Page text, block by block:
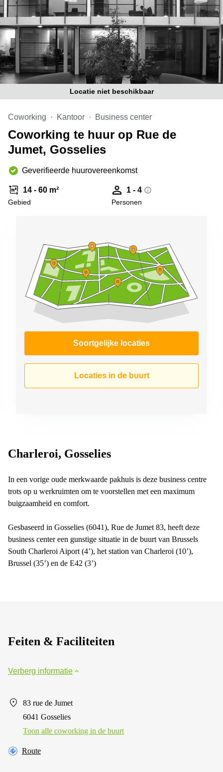
Handelspand
te huur in
Hasselt
Location
centre
d'affaires
à Mons
virtueel
Antwerpen
Vergaderzaal
huren in
Antwerpen
Locaux
à louer en
Bruxelles
Locatie niet beschikbaar
Coworking Kantoor Business center
Coworking te huur op Rue de
Jumet, Gosselies
Geverifieerde huurovereenkomst
14 - 60 m²
Gebied
1 - 4
Personen
Soortgelijke locaties
Locaties in de buurt
Charleroi, Gosselies
In een vorige oude merkwaarde pakhuis is deze business centre
trots op u werkruimten om te voorstellen met een maximum
buigzaamheid en comfort.
Gesbaseerd in Gosselies (6041), Rue de Jumet 83, heeft deze
business center een gunstige situatie in de buurt van Brussels
South Charleroi Aiport (4’), het station van Charleroi (10’),
Brussel (35’) en de E42 (3’)
Feiten & Faciliteiten
Verberg informatie
83 rue de Jumet
6041 Gosselies
Toon alle сoworking in de buurt
Route